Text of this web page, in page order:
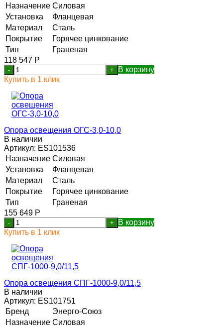
Назначение Силовая
Установка
Фланцевая
Материал
Сталь
Покрытие
Горячее цинкование
Тип
Граненая
118 547 Р
- +
В корзину
Купить в 1 клик
Опора освещения ОГС-3,0-10,0
В наличии
Артикул: ES101536
Назначение Силовая
Установка
Фланцевая
Материал
Сталь
Покрытие
Горячее цинкование
Тип
Граненая
155 649 Р
- +
В корзину
Купить в 1 клик
Опора освещения СПГ-1000-9,0/11,5
В наличии
Артикул: ES101751
Бренд
Энерго-Союз
Назначение Силовая